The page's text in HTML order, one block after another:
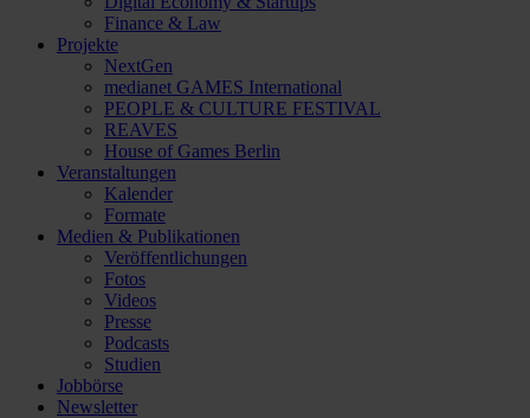
Finance & Law
Projekte
NextGen
medianet GAMES International
PEOPLE & CULTURE FESTIVAL
REAVES
House of Games Berlin
Veranstaltungen
Kalender
Formate
Medien & Publikationen
Veröffentlichungen
Fotos
Videos
Presse
Podcasts
Studien
Jobbörse
Newsletter